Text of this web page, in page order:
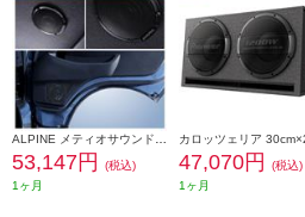
53,147円
(税込)
1ヶ月
47,070円
(税込)
1ヶ月